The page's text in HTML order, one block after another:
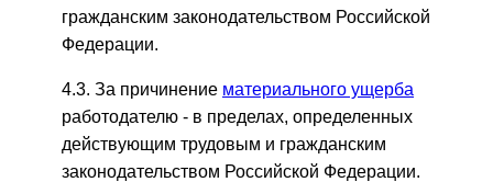
гражданским законодательством Российской
Федерации.
4.3. За причинение материального ущерба
работодателю - в пределах, определенных
действующим трудовым и гражданским
законодательством Российской Федерации.